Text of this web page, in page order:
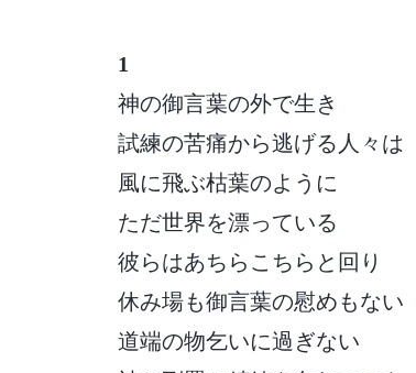
1
神の御言葉の外で生き
試練の苦痛から逃げる人々は
風に飛ぶ枯葉のように
ただ世界を漂っている
彼らはあちらこちらと回り
休み場も御言葉の慰めもない
道端の物乞いに過ぎない